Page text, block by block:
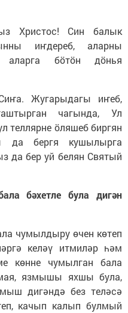
Христос! Син балык
иҥдереб, аларны
аларга бӧтӧн дӧнья
Жугарыдагы иҥеб,
чагында, Ул
теллярне ӧляшеб биргян
да бергя кушылырга
да бер уй белян Святый
бәхетле була дигән
чумылдыру өчен көтеп
келәү итмиләр һәм
көнне чумылган бала
язмышы яхшы була,
дигәндә без теләсә
качып калып булмый